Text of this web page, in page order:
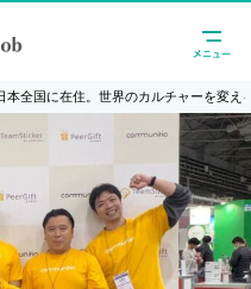
本全国に在住。世界のカルチャーを変え